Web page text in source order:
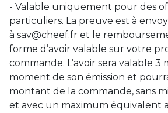
- Valable uniquement pour des
particuliers. La preuve est à
à sav@cheef.fr et le
forme d’avoir valable sur votre
commande. L’avoir sera valable 3
moment de son émission et
montant de la commande, sans
et avec un maximum équivalent